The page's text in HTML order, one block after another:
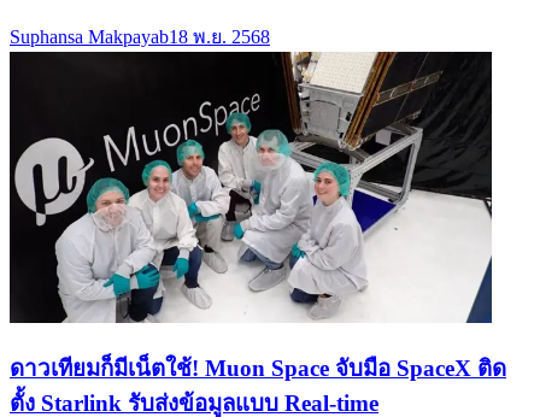
Suphansa Makpayab18 พ.ย. 2568
ดาวเทียมก็มีเน็ตใช้! Muon Space จับมือ SpaceX ติด
ตั้ง Starlink รับส่งข้อมูลแบบ Real-time